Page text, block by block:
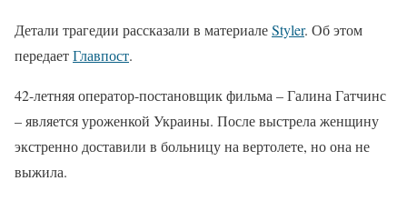
Детали трагедии рассказали в материалеStyler. Об этом
передаетГлавпост.
42-летняя оператор-постановщик фильма – Галина Гатчинс
– является уроженкой Украины. После выстрела женщину
экстренно доставили в больницу на вертолете, но она не
выжила.